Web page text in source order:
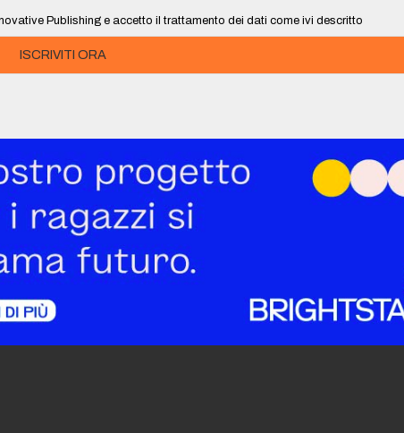
Publishing e accetto il trattamento dei dati come ivi descritto
ISCRIVITI ORA